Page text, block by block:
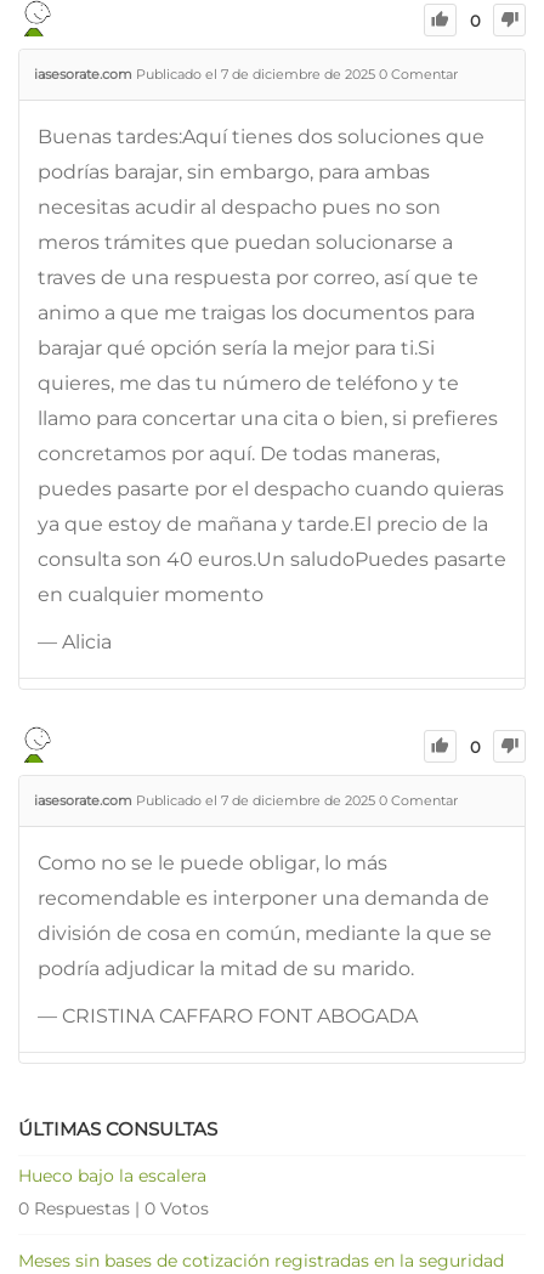
0
iasesorate.com Publicado el 7 de diciembre de 2025 0 Comentar
Buenas tardes:Aquí tienes dos soluciones que
podrías barajar, sin embargo, para ambas
necesitas acudir al despacho pues no son
meros trámites que puedan solucionarse a
traves de una respuesta por correo, así que te
animo a que me traigas los documentos para
barajar qué opción sería la mejor para ti.Si
quieres, me das tu número de teléfono y te
llamo para concertar una cita o bien, si prefieres
concretamos por aquí. De todas maneras,
puedes pasarte por el despacho cuando quieras
ya que estoy de mañana y tarde.El precio de la
consulta son 40 euros.Un saludoPuedes pasarte
en cualquier momento
— Alicia
0
iasesorate.com Publicado el 7 de diciembre de 2025 0 Comentar
Como no se le puede obligar, lo más
recomendable es interponer una demanda de
división de cosa en común, mediante la que se
podría adjudicar la mitad de su marido.
— CRISTINA CAFFARO FONT ABOGADA
ÚLTIMAS CONSULTAS
Hueco bajo la escalera
0 Respuestas | 0 Votos
Meses sin bases de cotización registradas en la seguridad